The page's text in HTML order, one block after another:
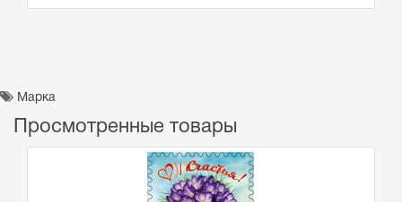
Марка
Просмотренные товары